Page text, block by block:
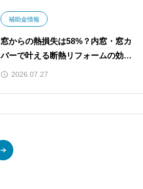
補助金情報
窓からの熱損失は58%？内窓・窓カ
バーで叶える断熱リフォームの効果
と2026年補助金
2026.07.27